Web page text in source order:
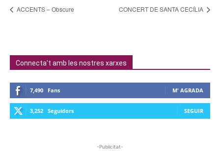
ACCENTS – Obscure CONCERT DE SANTA CECÍLIA
Connecta't amb les nostres xarxes
7,490 Fans M' AGRADA
3,252 Seguidors SEGUIR
-Publicitat-